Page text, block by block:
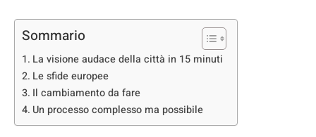
Sommario
La visione audace della città in 15 minuti
Le sfide europee
Il cambiamento da fare
Un processo complesso ma possibile